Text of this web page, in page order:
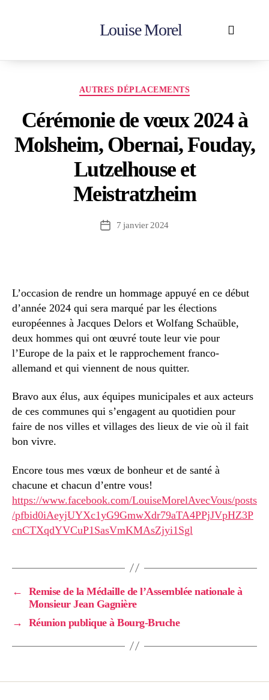
Louise Morel
AUTRES DÉPLACEMENTS
Cérémonie de vœux 2024 à
Molsheim, Obernai, Fouday,
Lutzelhouse et
Meistratzheim
7 janvier 2024
L’occasion de rendre un hommage appuyé en ce début
d’année 2024 qui sera marqué par les élections
européennes à Jacques Delors et Wolfang Schaüble,
deux hommes qui ont œuvré toute leur vie pour
l’Europe de la paix et le rapprochement franco-
allemand et qui viennent de nous quitter.
Bravo aux élus, aux équipes municipales et aux acteurs
de ces communes qui s’engagent au quotidien pour
faire de nos villes et villages des lieux de vie où il fait
bon vivre.
Encore tous mes vœux de bonheur et de santé à
chacune et chacun d’entre vous!
https://www.facebook.com/LouiseMorelAvecVous/posts
/pfbid0iAeyjUYXc1yG9GmwXdr79aTA4PPjJVpHZ3P
cnCTXqdYVCuP1SasVmKMAsZjyi1Sgl
←
Remise de la Médaille de l’Assemblée nationale à
Monsieur Jean Gagnière
→
Réunion publique à Bourg-Bruche